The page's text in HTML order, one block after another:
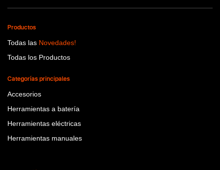
Productos
Todas las Novedades!
Todas los Productos
Categorías principales
Accesorios
Herramientas a batería
Herramientas eléctricas
Herramientas manuales